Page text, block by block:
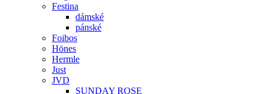
Festina
dámské
pánské
Foibos
Hönes
Hermle
Just
JVD
SUNDAY ROSE